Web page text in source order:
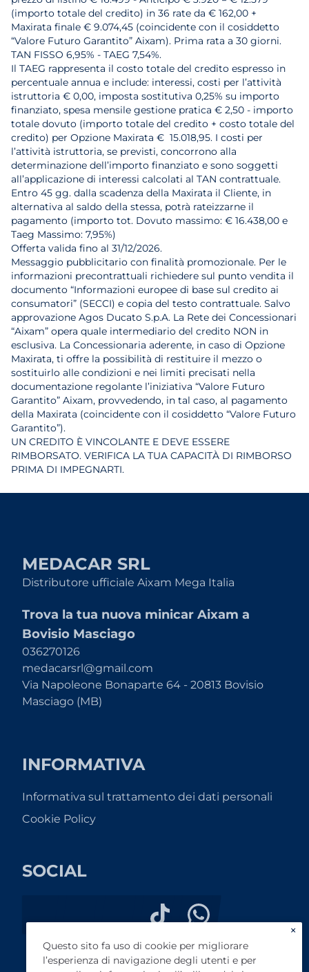
(importo totale del credito) in 36 rate da € 162,00 +
Maxirata finale € 9.074,45 (coincidente con il cosiddetto
“Valore Futuro Garantito” Aixam). Prima rata a 30 giorni.
TAN FISSO 6,95% - TAEG 7,54%.
Il TAEG rappresenta il costo totale del credito espresso in
percentuale annua e include: interessi, costi per l’attività
istruttoria € 0,00, imposta sostitutiva 0,25% su importo
finanziato, spesa mensile gestione pratica € 2,50 - importo
totale dovuto (importo totale del credito + costo totale del
credito) per Opzione Maxirata € 15.018,95. I costi per
l’attività istruttoria, se previsti, concorrono alla
determinazione dell’importo finanziato e sono soggetti
all’applicazione di interessi calcolati al TAN contrattuale.
Entro 45 gg. dalla scadenza della Maxirata il Cliente, in
alternativa al saldo della stessa, potrà rateizzarne il
pagamento (importo tot. Dovuto massimo: € 16.438,00 e
Taeg Massimo: 7,95%)
Offerta valida fino al 31/12/2026.
Messaggio pubblicitario con finalità promozionale. Per le
informazioni precontrattuali richiedere sul punto vendita il
documento “Informazioni europee di base sul credito ai
consumatori” (SECCI) e copia del testo contrattuale. Salvo
approvazione Agos Ducato S.p.A. La Rete dei Concessionari
“Aixam” opera quale intermediario del credito NON in
esclusiva. La Concessionaria aderente, in caso di Opzione
Maxirata, ti offre la possibilità di restituire il mezzo o
sostituirlo alle condizioni e nei limiti precisati nella
documentazione regolante l’iniziativa “Valore Futuro
Garantito” Aixam, provvedendo, in tal caso, al pagamento
della Maxirata (coincidente con il cosiddetto “Valore Futuro
Garantito”).
UN CREDITO È VINCOLANTE E DEVE ESSERE
RIMBORSATO. VERIFICA LA TUA CAPACITÀ DI RIMBORSO
PRIMA DI IMPEGNARTI.
MEDACAR SRL
Distributore ufficiale Aixam Mega Italia
Trova la tua nuova minicar Aixam a
Bovisio Masciago
036270126
medacarsrl@gmail.com
Via Napoleone Bonaparte 64 - 20813 Bovisio
Masciago (MB)
INFORMATIVA
Informativa sul trattamento dei dati personali
Cookie Policy
SOCIAL
×
Questo sito fa uso di cookie per migliorare
l’esperienza di navigazione degli utenti e per